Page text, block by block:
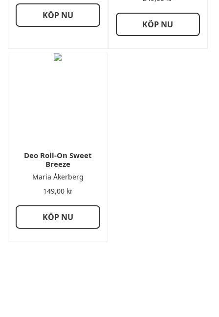
KÖP NU
KÖP NU
Deo Roll-On Sweet
Breeze
Maria Åkerberg
149,00 kr
KÖP NU